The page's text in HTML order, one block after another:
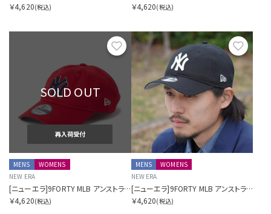
￥4,620(税込)
￥4,620(税込)
お気に入り
SOLD OUT
再入荷受付
MENS
WOMENS
NEW ERA
[ニューエラ]9FORTY MLB アンストラクチャード Unstructured ニューヨーク・ヤンキース スカーレット
￥4,620(税込)
お気
MENS
WOMENS
NEW ERA
[ニューエラ]9FORTY MLB アンストラクチャード Unstructured ニューヨーク・ヤンキース ブラック
￥4,620(税込)